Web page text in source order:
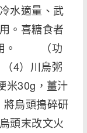
水適量、武
。喜糖食者
用。 （功
4）川烏粥
30g，薑汁
烏頭搗碎研
頭末改文火